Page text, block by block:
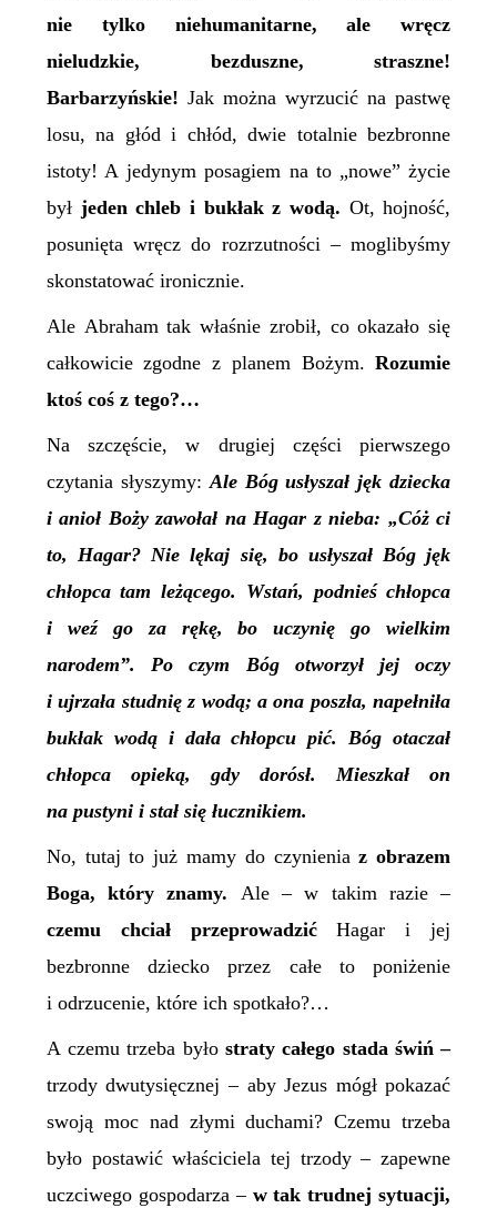
nie tylko niehumanitarne, ale wręcz
nieludzkie, bezduszne, straszne!
Barbarzyńskie! Jak można wyrzucić na pastwę
losu, na głód i chłód, dwie totalnie bezbronne
istoty! A jedynym posagiem na to „nowe” życie
był jeden chleb i bukłak z wodą. Ot, hojność,
posunięta wręcz do rozrzutności – moglibyśmy
skonstatować ironicznie.
Ale Abraham tak właśnie zrobił, co okazało się
całkowicie zgodne z planem Bożym.Rozumie
ktoś coś z tego?…
Na szczęście, w drugiej części pierwszego
czytania słyszymy:Ale Bóg usłyszał jęk dziecka
i anioł Boży zawołał na Hagar z nieba: „Cóż ci
to, Hagar? Nie lękaj się, bo usłyszał Bóg jęk
chłopca tam leżącego. Wstań, podnieś chłopca
i weź go za rękę, bo uczynię go wielkim
narodem”. Po czym Bóg otworzył jej oczy
i ujrzała studnię z wodą; a ona poszła, napełniła
bukłak wodą i dała chłopcu pić. Bóg otaczał
chłopca opieką, gdy dorósł. Mieszkał on
na pustyni i stał się łucznikiem.
No, tutaj to już mamy do czynieniaz obrazem
Boga, który znamy. Ale – w takim razie –
czemu chciał przeprowadzićHagar i jej
bezbronne dziecko przez całe to poniżenie
i odrzucenie, które ich spotkało?…
A czemu trzeba było straty całego stada świń –
trzody dwutysięcznej – aby Jezus mógł pokazać
swoją moc nad złymi duchami? Czemu trzeba
było postawić właściciela tej trzody – zapewne
uczciwego gospodarza – w tak trudnej sytuacji,